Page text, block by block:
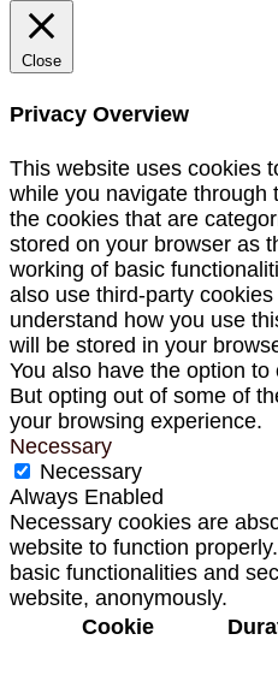
Close
Privacy Overview
This website uses cookies
while you navigate through
the cookies that are
stored on your browser as
working of basic
also use third-party
understand how you use
will be stored in your
You also have the option
But opting out of some of
your browsing experience.
Necessary
Necessary
Always Enabled
Necessary cookies are
website to function
basic functionalities and
website, anonymously.
Cookie